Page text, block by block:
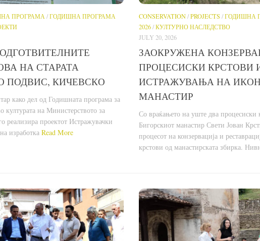
ПРОГРАМА/ГОДИШНА ПРОГРАМА
НА СТАРАТА
ПОДВИС, КИЧЕВСКО
како дел од Годишната програма за
културата на Министерството за
реализира проектот Истражувачки
изработка Read More
CONSERVATION/PROJECTS /ГОДИШНА
2026/КУЛТУРНО НАСЛЕДСТВО
JULY 20, 2026
ЗАОКРУЖЕНА
ПРОЦЕСИСКИ КРСТОВИ
ИСТРАЖУВАЊА НА
МАНАСТИР
Со враќањето на уште два процесиски
Бигорскиот манастир Свети Јован
процесот на конзервација и
крстови од манастирската збирка.